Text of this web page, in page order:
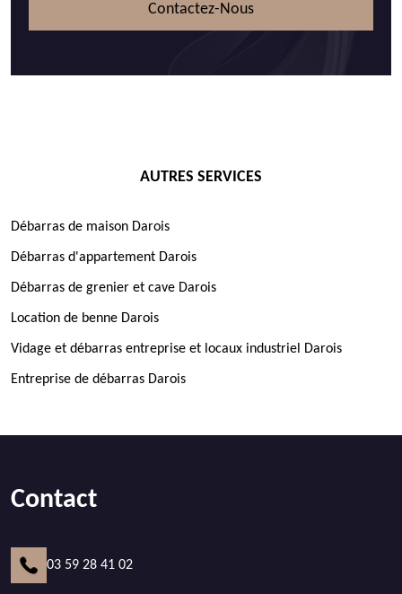
Contactez-Nous
AUTRES SERVICES
Débarras de maison Darois
Débarras d'appartement Darois
Débarras de grenier et cave Darois
Location de benne Darois
Vidage et débarras entreprise et locaux industriel Darois
Entreprise de débarras Darois
Contact
03 59 28 41 02